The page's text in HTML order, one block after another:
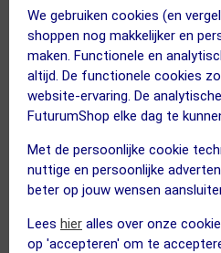
We gebruiken cookies (en
shoppen nog makkelijker en
maken. Functionele en
altijd. De functionele cookies
website-ervaring. De
FuturumShop elke dag te
Met de persoonlijke cookie
nuttige en persoonlijke
beter op jouw wensen
Lees hier alles over onze
op 'accepteren' om te
ja, op voorraad
Vergelijk
5